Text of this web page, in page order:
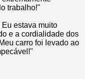
trabalho!"
estava muito
e a cordialidade dos
carro foi levado ao